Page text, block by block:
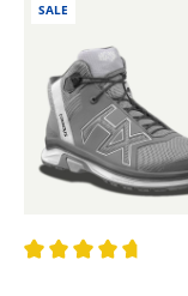
SALE